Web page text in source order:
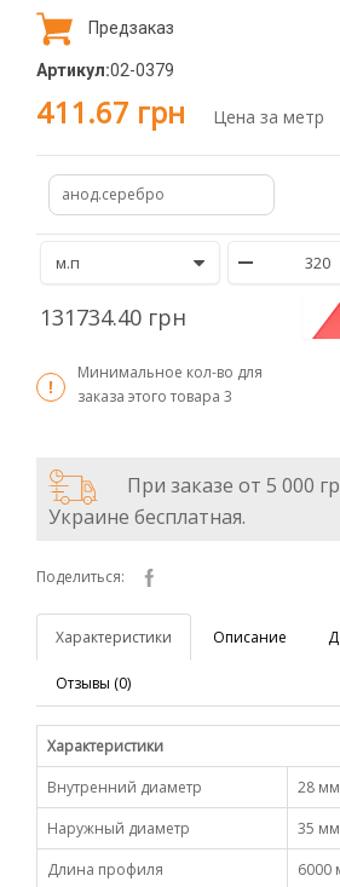
Предзаказ
Артикул:02-0379
411.67 грн Цена за метр
анод.серебро
131734.40 грн
Минимальное кол-во для
заказа этого товара 3
При заказе от 5 000
Украине бесплатная.
Поделиться:
Характеристики Описание
Отзывы (0)
Характеристики
Внутренний диаметр
28 мм
Наружный диаметр
35 мм
Длина профиля
6000